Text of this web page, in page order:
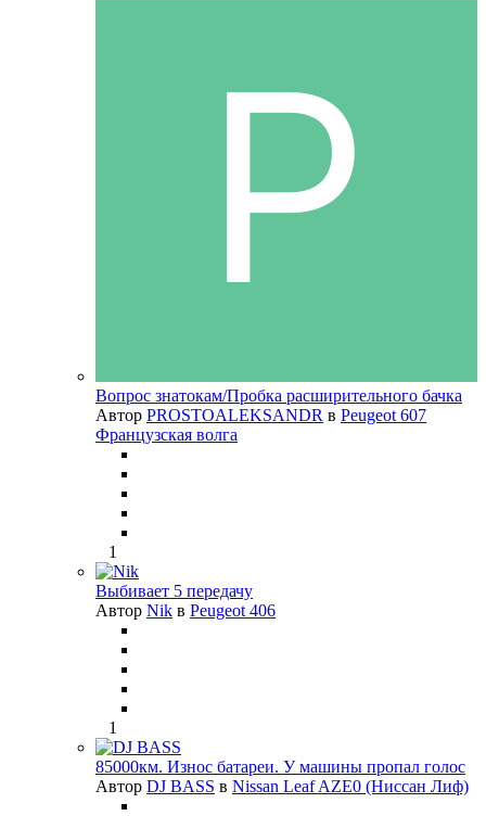
Вопрос знатокам/Пробка расширительного бачка
Автор PROSTOALEKSANDR в Peugeot 607
Французская волга
1
Выбивает 5 передачу
Автор Nik в Peugeot 406
1
85000км. Износ батареи. У машины пропал голос
Автор DJ BASS в Nissan Leaf AZE0 (Ниссан Лиф)